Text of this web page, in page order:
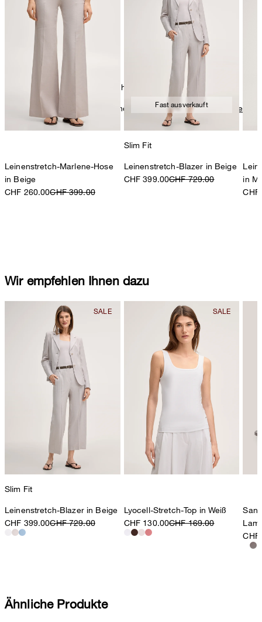
chemische Reinigung mit Perchlorethylen, schonend
Weitere Pflegeinformationen finden Sie unter:Unsere Qualitäten:
Leinenstretch-Marlene-Hose
in Beige
CHF 260.00CHF 399.00
Fast ausverkauft
Slim Fit
Leinenstretch-Blazer in Beige
CHF 399.00CHF 729.00
in
Wir empfehlen Ihnen dazu
Slim Fit
Leinenstretch-Blazer in Beige
CHF 399.00CHF 729.00
Lyocell-Stretch-Top in Weiß
CHF 130.00CHF 169.00
Ähnliche Produkte